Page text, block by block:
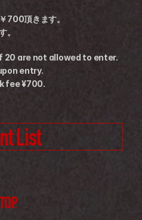
700頂きます。
。
20 are not allowed to enter.
entry.
fee ¥700.
List
TOP